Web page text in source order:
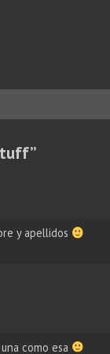
”
y apellidos
como esa